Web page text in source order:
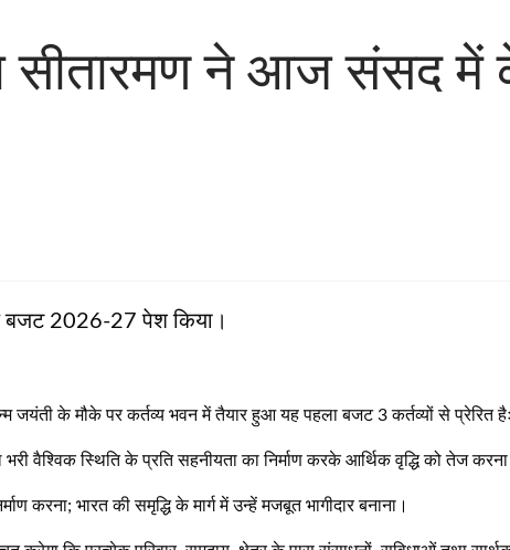
सीतारमण ने आज संसद
बजट 2026-27 पेश किया।
जयंती के मौके पर कर्तव्य भवन में तैयार हुआ यह पहला बजट 3 कर्तव्यों से प्रेरित हैः
वैश्विक स्थिति के प्रति सहनीयता का निर्माण करके आर्थिक वृद्धि को तेज
करना; भारत की समृद्धि के मार्ग में उन्हें मजबूत भागीदार बनाना।